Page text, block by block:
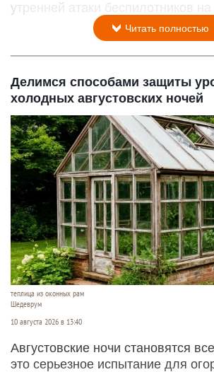
утренней атаки беспилотников на
Читать полностью
Делимся способами защиты
холодных августовских ночей
теплица из оконных рам
Шедеврум
10 августа 2026 в 13:40
Августовские ночи становятся
это серьезное испытание для